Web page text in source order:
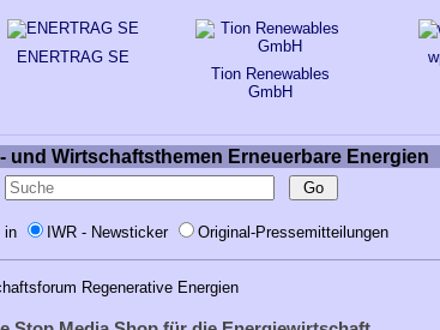
ENERTRAG SE
Tion Renewables
GmbH
und Wirtschaftsthemen Erneuerbare Energien
in IWR - Newsticker Original-Pressemitteilungen
Regenerative Energien